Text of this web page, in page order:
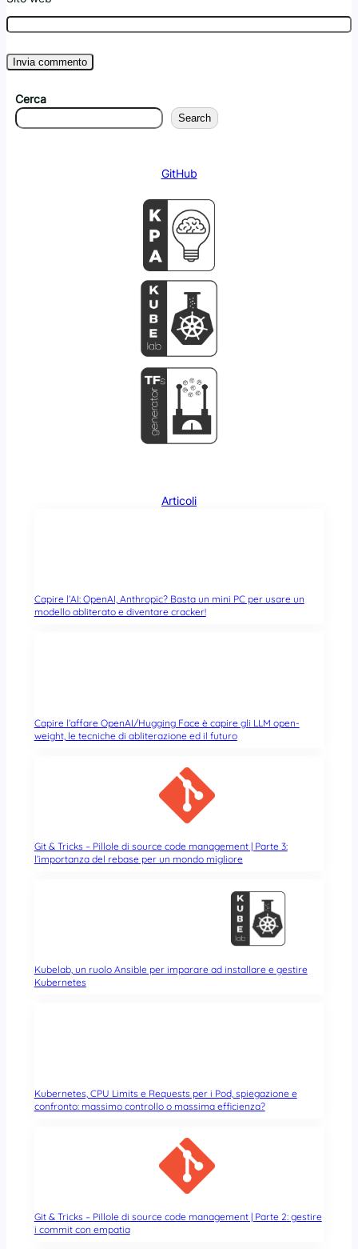
Cerca
Search
GitHub
Articoli
Capire l’AI: OpenAI, Anthropic? Basta un mini PC per usare un
modello abliterato e diventare cracker!
Capire l’affare OpenAI/Hugging Face è capire gli LLM open-
weight, le tecniche di abliterazione ed il futuro
Git & Tricks – Pillole di source code management | Parte 3:
l’importanza del rebase per un mondo migliore
Kubelab, un ruolo Ansible per imparare ad installare e gestire
Kubernetes
Kubernetes, CPU Limits e Requests per i Pod, spiegazione e
confronto: massimo controllo o massima efficienza?
Git & Tricks – Pillole di source code management | Parte 2: gestire
i commit con empatia